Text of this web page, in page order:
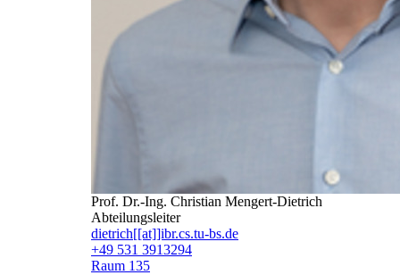
Prof. Dr.-Ing. Christian Mengert-Dietrich
Abteilungsleiter
dietrich[[at]]ibr.cs.tu-bs.de
+49 531 3913294
Raum 135